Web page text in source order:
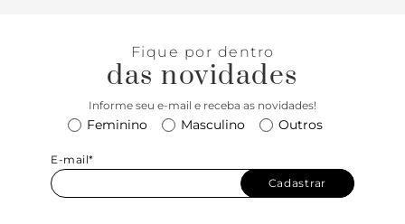
Fique por dentro
das novidades
Informe seu e-mail e receba as novidades!
Feminino Masculino Outros
E-mail*
Cadastrar